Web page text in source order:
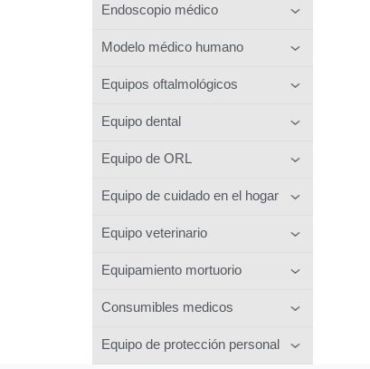
Endoscopio médico
Modelo médico humano
Equipos oftalmológicos
Equipo dental
Equipo de ORL
Equipo de cuidado en el hogar
Equipo veterinario
Equipamiento mortuorio
Consumibles medicos
Equipo de protección personal